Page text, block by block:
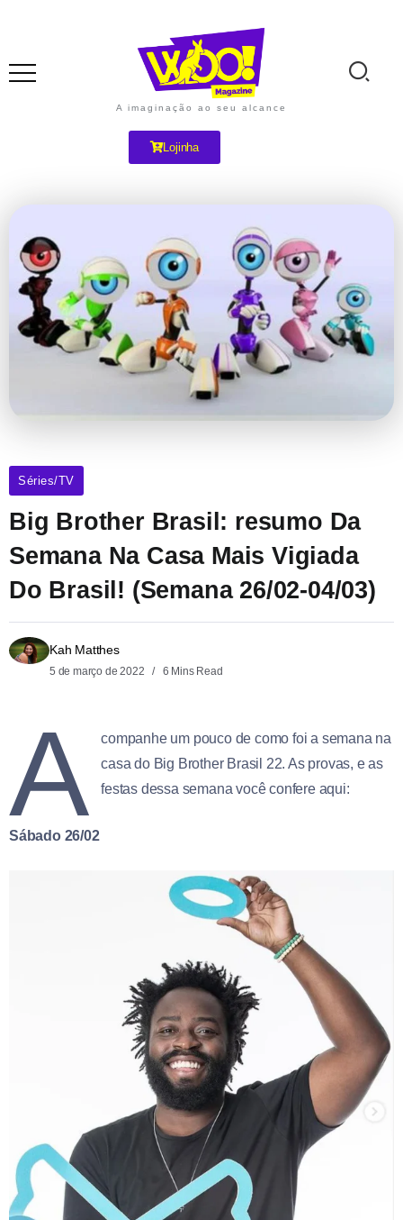
A imaginação ao seu alcance
Lojinha
Séries/TV
Big Brother Brasil: resumo Da
Semana Na Casa Mais Vigiada
Do Brasil! (Semana 26/02-04/03)
Kah Matthes
5 de março de 2022 6 Mins Read
A
companhe um pouco de como foi a semana na
casa do Big Brother Brasil 22. As provas, e as
festas dessa semana você confere aqui:
Sábado 26/02